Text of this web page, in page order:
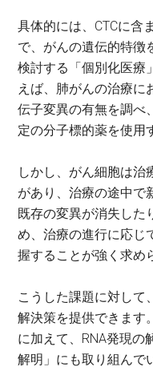
具体的には、CTCに含
で、がんの遺伝的特徴
検討する「個別化医療
えば、肺がんの治療に
伝子変異の有無を調べ
定の分子標的薬を使用
しかし、がん細胞は治
があり、治療の途中で
既存の変異が消失した
め、治療の進行に応じ
握することが強く求め
こうした課題に対して
解決策を提供できます
に加えて、RNA発現の
解明」にも取り組んで